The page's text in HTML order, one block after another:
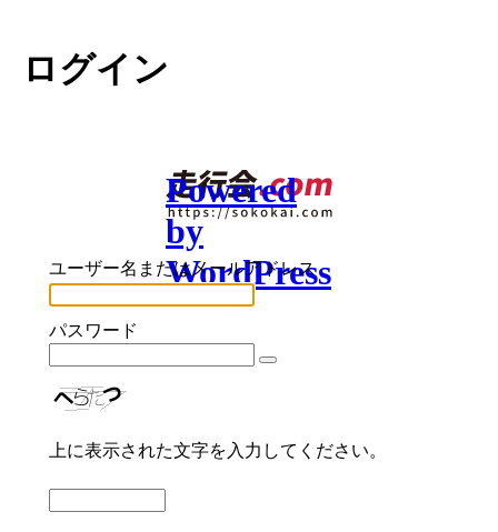
ログイン
Powered
by
WordPress
ユーザー名またはメールアドレス
パスワード
上に表示された文字を入力してください。